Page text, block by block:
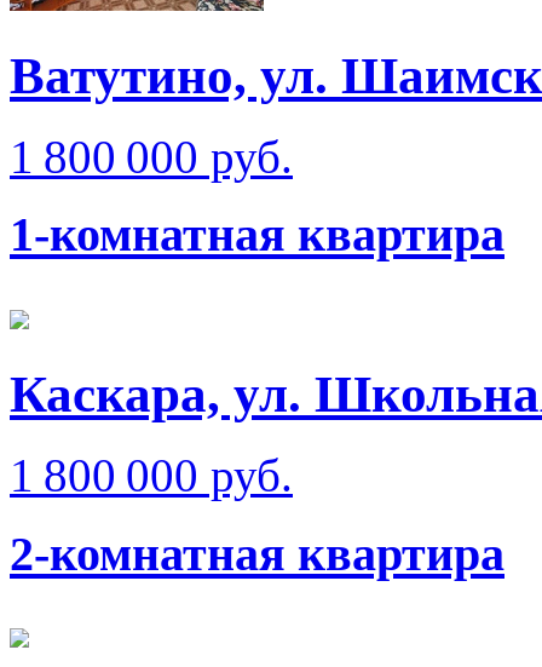
Ватутино, ул.
1 800 000 руб.
1-комнатная квартира
Каскара, ул.
1 800 000 руб.
2-комнатная квартира